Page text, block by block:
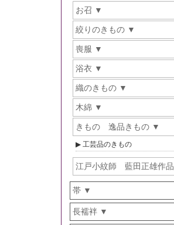
お召
絞りのきもの
喪服
浴衣
織のきもの
木綿
きもの 逸品きもの
工芸品のきもの
江戸小紋師 藍田正雄作品
帯
長襦袢